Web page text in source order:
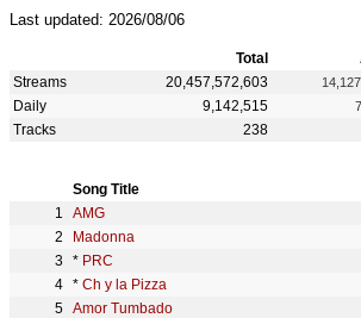
Last updated: 2026/08/06
Total
Streams
20,457,572,603
Daily 9,142,515
Tracks 238
Song Title
AMG
Madonna
* PRC
* Ch y la Pizza
Amor Tumbado